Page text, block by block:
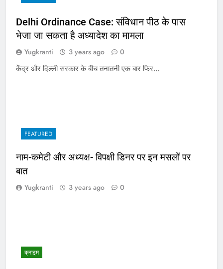
Delhi Ordinance Case: संविधान पीठ के पास
भेजा जा सकता है अध्यादेश का मामला
Yugkranti 3 years ago 0
केंद्र और दिल्ली सरकार के बीच तनातनी एक बार फिर…
FEATURED
नाम-कमेटी और अध्यक्ष- विपक्षी डिनर पर इन मसलों पर
बात
Yugkranti 3 years ago 0
क्राइम